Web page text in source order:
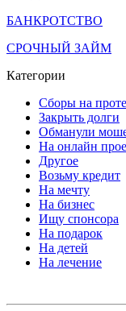
БАНКРОТСТВО
СРОЧНЫЙ ЗАЙМ
Категории
Сборы на
Закрыть долги
Обманули
На онлайн
Другое
Возьму кредит
На мечту
На бизнес
Ищу спонсора
На подарок
На детей
На лечение